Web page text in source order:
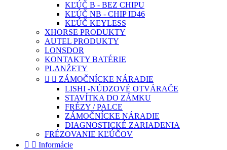
KĽÚČ B - BEZ CHIPU
KĽÚČ NB - CHIP ID46
KĽÚČ KEYLESS
XHORSE PRODUKTY
AUTEL PRODUKTY
LONSDOR
KONTAKTY BATÉRIE
PLANŽETY
  ZÁMOČNÍCKE NÁRADIE
LISHI -NÚDZOVÉ OTVÁRAČE
STAVÍTKA DO ZÁMKU
FRÉZY / PALCE
ZÁMOČNÍCKE NÁRADIE
DIAGNOSTICKÉ ZARIADENIA
FRÉZOVANIE KĽÚČOV
  Informácie